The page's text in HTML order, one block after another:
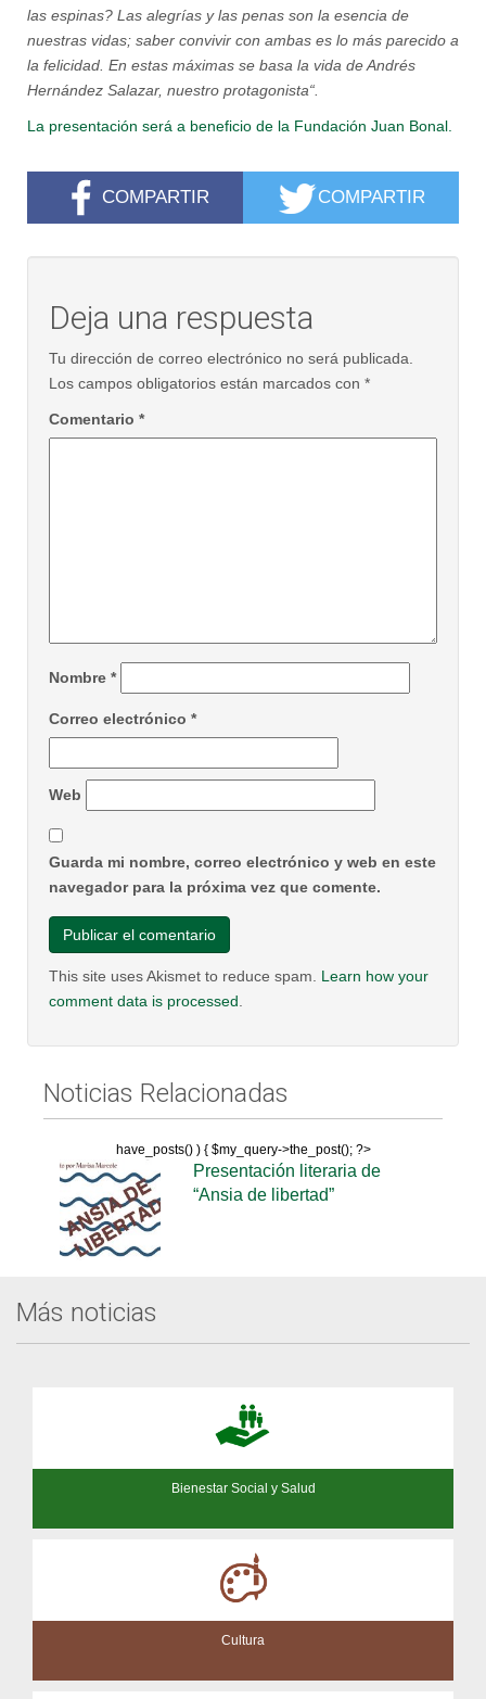
las espinas? Las alegrías y las penas son la esencia de
nuestras vidas; saber convivir con ambas es lo más parecido a
la felicidad. En estas máximas se basa la vida de Andrés
Hernández Salazar, nuestro protagonista“.
La presentación será a beneficio de la Fundación Juan Bonal.
COMPARTIR COMPARTIR
Deja una respuesta
Tu dirección de correo electrónico no será publicada.
Los campos obligatorios están marcados con *
Comentario *
Nombre *
Correo electrónico *
Web
Guarda mi nombre, correo electrónico y web en este
navegador para la próxima vez que comente.
This site uses Akismet to reduce spam. Learn how your
comment data is processed
Noticias Relacionadas
have_posts() ) { $my_query->the_post(); ?>
Presentación literaria de
“Ansia de libertad”
Más noticias
Bienestar Social y Salud
Cultura